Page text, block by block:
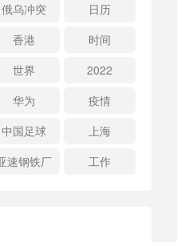
俄乌冲突
日历
香港
时间
世界
2022
华为
疫情
中国足球
上海
速钢铁厂 工作